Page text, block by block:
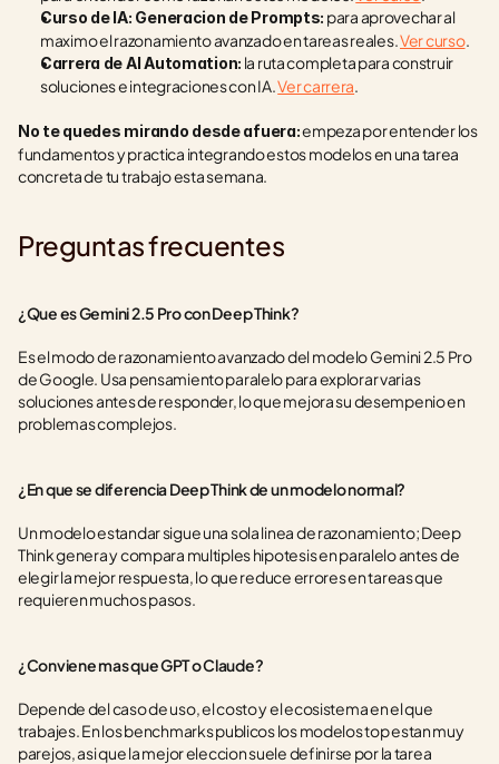
Curso de IA: Generacion de Prompts: para aprovechar al
maximo el razonamiento avanzado en tareas reales. Ver curso.
Carrera de AI Automation: la ruta completa para construir
soluciones e integraciones con IA. Ver carrera.
No te quedes mirando desde afuera: empeza por entender los
fundamentos y practica integrando estos modelos en una tarea
concreta de tu trabajo esta semana.
Preguntas frecuentes
¿Que es Gemini 2.5 Pro con Deep Think?
Es el modo de razonamiento avanzado del modelo Gemini 2.5 Pro
de Google. Usa pensamiento paralelo para explorar varias
soluciones antes de responder, lo que mejora su desempenio en
problemas complejos.
¿En que se diferencia Deep Think de un modelo normal?
Un modelo estandar sigue una sola linea de razonamiento; Deep
Think genera y compara multiples hipotesis en paralelo antes de
elegir la mejor respuesta, lo que reduce errores en tareas que
requieren muchos pasos.
¿Conviene mas que GPT o Claude?
Depende del caso de uso, el costo y el ecosistema en el que
trabajes. En los benchmarks publicos los modelos top estan muy
parejos, asi que la mejor eleccion suele definirse por la tarea